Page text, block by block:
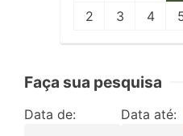
2
3 4
Faça sua pesquisa
Data de: Data até: